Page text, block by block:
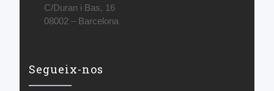
C/Duran i Bas, 16
08002 – Barcelona
Segueix-nos